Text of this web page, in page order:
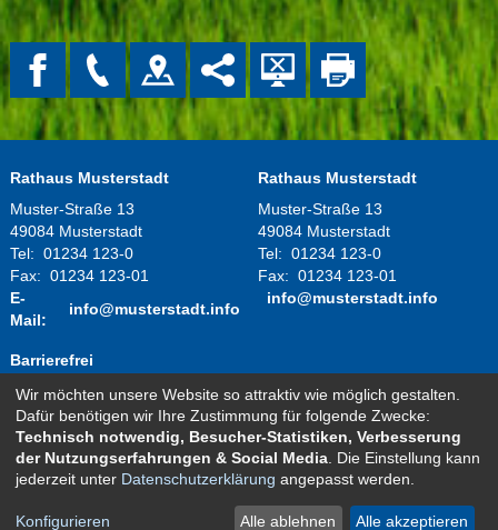
Rathaus Musterstadt
Muster-Straße 13
49084 Musterstadt
Tel: 01234 123-0
Fax: 01234 123-01
E-
Mail:
info@musterstadt.info
Rathaus Musterstadt
Muster-Straße 13
49084 Musterstadt
Tel: 01234 123-0
Fax: 01234 123-01
info@musterstadt.info
Montag - Donnerstag:
08.00 Uhr - 12.00 Uhr
14.00 Uhr - 16.00 Uhr
Freitag:
08.00 Uhr - 12.00 Uhr
und nach telefonischer Vereinbarung
Impressum Datenschutz Sitemap
Barrierefrei
Wir möchten unsere Website so attraktiv wie möglich gestalten.
Dafür benötigen wir Ihre Zustimmung für folgende Zwecke:
Technisch notwendig, Besucher-Statistiken, Verbesserung
der Nutzungserfahrungen & Social Media . Die Einstellung kann
jederzeit unter Datenschutzerklärung angepasst werden.
Konfigurieren Alle ablehnen Alle akzeptieren